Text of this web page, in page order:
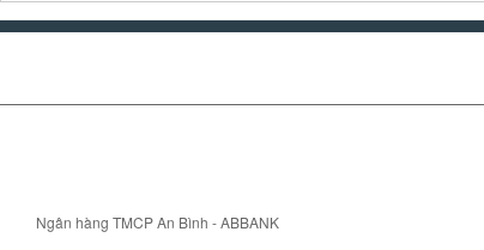
Ngân hàng TMCP An Bình - ABBANK